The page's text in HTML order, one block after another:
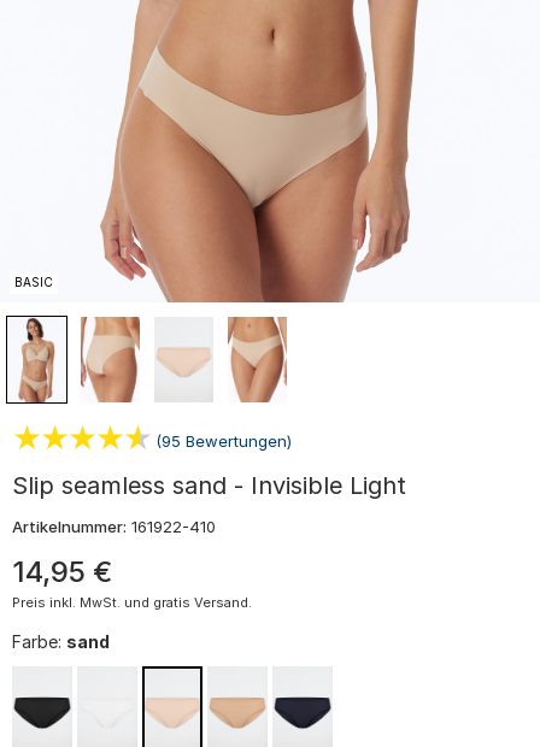
BASIC
(95 Bewertungen)
Slip seamless sand - Invisible Light
Artikelnummer: 161922-410
14,95 €
Preis inkl. MwSt. und gratis Versand.
Farbe: sand